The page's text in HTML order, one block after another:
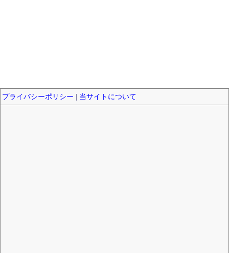
プライバシーポリシー 当サイトについて